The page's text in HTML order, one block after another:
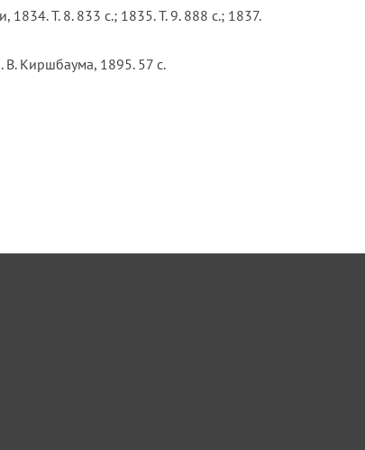
Т. 8. 833 с.; 1835. Т. 9. 888 с.; 1837.
Киршбаума, 1895. 57 с.